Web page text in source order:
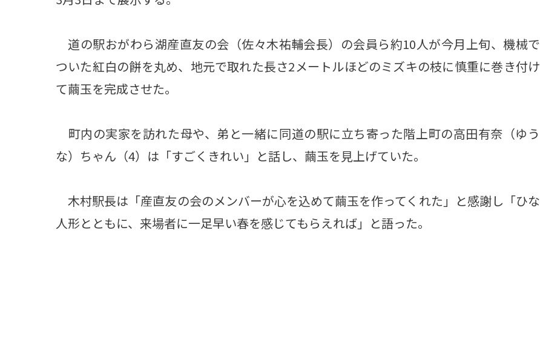
道の駅おがわら湖産直友の会（佐々木祐輔会長）の会員ら約10人が今月上旬、機械で
ついた紅白の餅を丸め、地元で取れた長さ2メートルほどのミズキの枝に慎重に巻き付け
て繭玉を完成させた。
町内の実家を訪れた母や、弟と一緒に同道の駅に立ち寄った階上町の高田有奈（ゆう
な）ちゃん（4）は「すごくきれい」と話し、繭玉を見上げていた。
木村駅長は「産直友の会のメンバーが心を込めて繭玉を作ってくれた」と感謝し「ひな
人形とともに、来場者に一足早い春を感じてもらえれば」と語った。